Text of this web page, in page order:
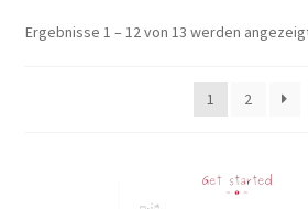
Ergebnisse 1 – 12 von 13 werden
1 2